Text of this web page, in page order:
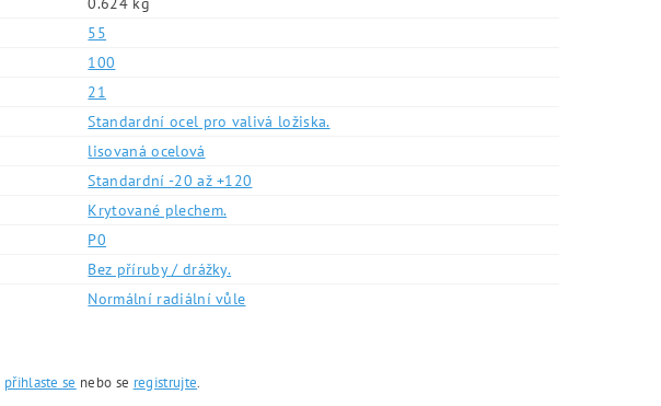
55
100
21
Standardní ocel pro valivá ložiska.
lisovaná ocelová
Standardní -20 až +120
Krytované plechem.
P0
Bez příruby / drážky.
Normální radiální vůle
přihlaste se nebo se registrujte.